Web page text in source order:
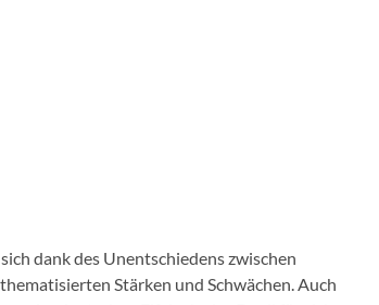
dank des Unentschiedens zwischen
Stärken und Schwächen. Auch